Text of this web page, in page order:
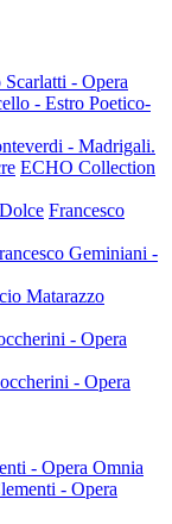
Scarlatti - Opera
- Estro Poetico-
- Madrigali.
ECHO Collection
Francesco
Geminiani -
Matarazzo
- Opera
- Opera
- Opera Omnia
- Opera